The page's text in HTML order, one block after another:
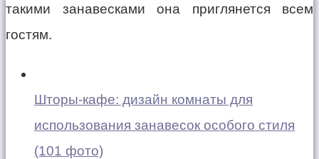
такими занавесками она приглянется всем
гостям.
Шторы-кафе: дизайн комнаты для
использования занавесок особого стиля
(101 фото)